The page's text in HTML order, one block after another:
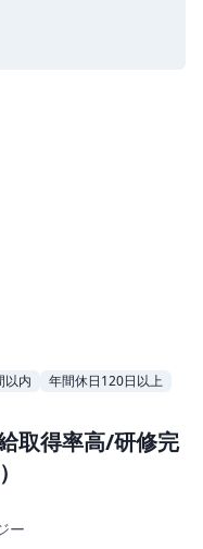
以内 年間休日120日以上
取得率高/研修完
ー